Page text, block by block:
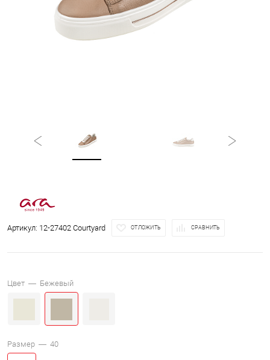
Артикул: 12-27402 Courtyard ОТЛОЖИТЬ СРАВНИТЬ
Цвет — Бежевый
Размер — 40